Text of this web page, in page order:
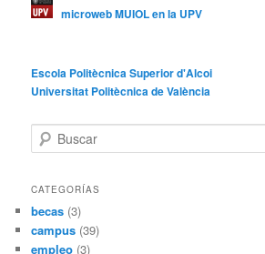
microweb MUIOL en la UPV
Escola Politècnica Superior d'Alcoi
Universitat Politècnica de València
u
c
r
CATEGORÍAS
becas (3)
campus (39)
empleo (3)